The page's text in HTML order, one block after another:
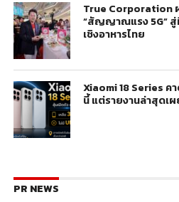
True Corporation
“สัญญาณแรง 5G” สู่
เชิงอาหารไทย
Xiaomi 18 Series
นี้ แต่รายงานล่าสุดเ
PR NEWS